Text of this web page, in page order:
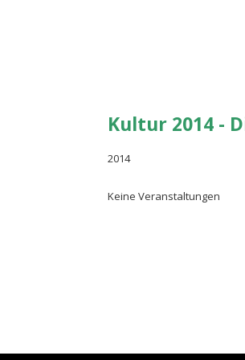
Kultur 2014 -
2014
Keine Veranstaltungen